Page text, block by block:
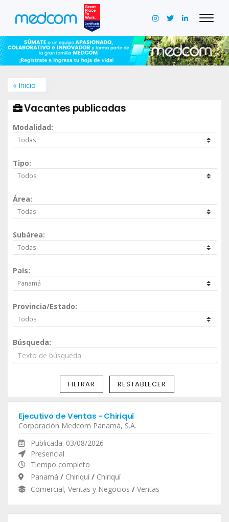
« Inicio
Vacantes publicadas
Modalidad:
Tipo:
Área:
Subárea:
País:
Provincia/Estado:
Búsqueda:
FILTRAR RESTABLECER
Ejecutivo de Ventas - Chiriquí
Corporación Medcom Panamá, S.A.
Publicada: 03/08/2026
Presencial
Tiempo completo
Panamá / Chiriquí / Chiriquí
Comercial, Ventas y Negocios / Ventas